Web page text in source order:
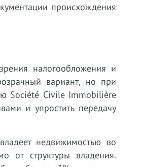
происхождения
налогообложения и
вариант, но при
Société Civile Immobilière
и упростить передачу
недвижимостью во
от структуры владения.